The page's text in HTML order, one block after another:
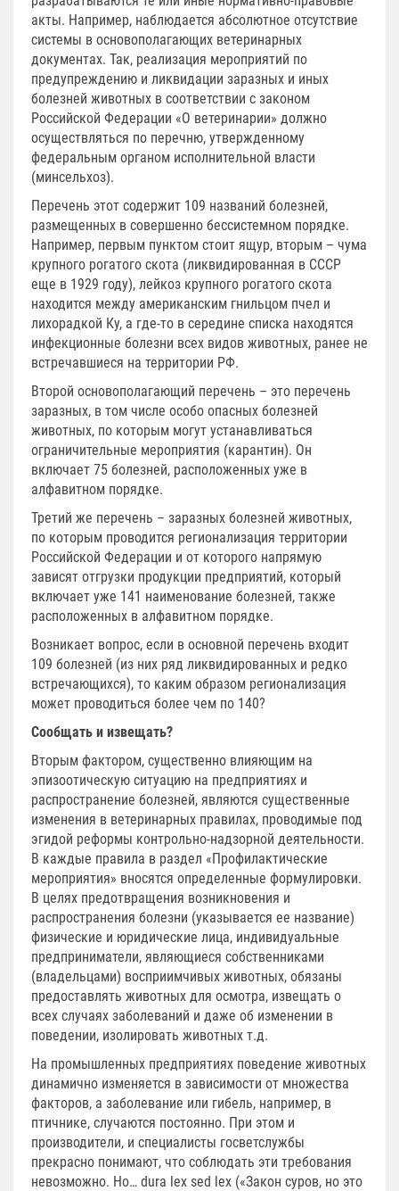
акты. Например, наблюдается абсолютное отсутствие
системы в основополагающих ветеринарных
документах. Так, реализация мероприятий по
предупреждению и ликвидации заразных и иных
болезней животных в соответствии с законом
Российской Федерации «О ветеринарии» должно
осуществляться по перечню, утвержденному
федеральным органом исполнительной власти
(минсельхоз).
Перечень этот содержит 109 названий болезней,
размещенных в совершенно бессистемном порядке.
Например, первым пунктом стоит ящур, вторым – чума
крупного рогатого скота (ликвидированная в СССР
еще в 1929 году), лейкоз крупного рогатого скота
находится между американским гнильцом пчел и
лихорадкой Ку, а где-то в середине списка находятся
инфекционные болезни всех видов животных, ранее не
встречавшиеся на территории РФ.
Второй основополагающий перечень – это перечень
заразных, в том числе особо опасных болезней
животных, по которым могут устанавливаться
ограничительные мероприятия (карантин). Он
включает 75 болезней, расположенных уже в
алфавитном порядке.
Третий же перечень – заразных болезней животных,
по которым проводится регионализация территории
Российской Федерации и от которого напрямую
зависят отгрузки продукции предприятий, который
включает уже 141 наименование болезней, также
расположенных в алфавитном порядке.
Возникает вопрос, если в основной перечень входит
109 болезней (из них ряд ликвидированных и редко
встречающихся), то каким образом регионализация
может проводиться более чем по 140?
Сообщать и извещать?
Вторым фактором, существенно влияющим на
эпизоотическую ситуацию на предприятиях и
распространение болезней, являются существенные
изменения в ветеринарных правилах, проводимые под
эгидой реформы контрольно-надзорной деятельности.
В каждые правила в раздел «Профилактические
мероприятия» вносятся определенные формулировки.
В целях предотвращения возникновения и
распространения болезни (указывается ее название)
физические и юридические лица, индивидуальные
предприниматели, являющиеся собственниками
(владельцами) восприимчивых животных, обязаны
предоставлять животных для осмотра, извещать о
всех случаях заболеваний и даже об изменении в
поведении, изолировать животных т.д.
На промышленных предприятиях поведение животных
динамично изменяется в зависимости от множества
факторов, а заболевание или гибель, например, в
птичнике, случаются постоянно. При этом и
производители, и специалисты госветслужбы
прекрасно понимают, что соблюдать эти требования
невозможно. Но… dura lex sed lex («Закон суров, но это